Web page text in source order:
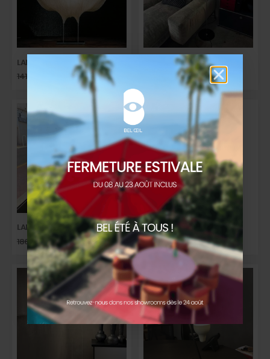
LAMPE SAMURAI
1419,00
1065,00€ TTC
LAMPADAIRE COUPÉ
€914,00€TTC
LAMPE CALVINO
1860,00 € 930,00€ TTC
SUSPENSION AIM
2460,00€1900,00€